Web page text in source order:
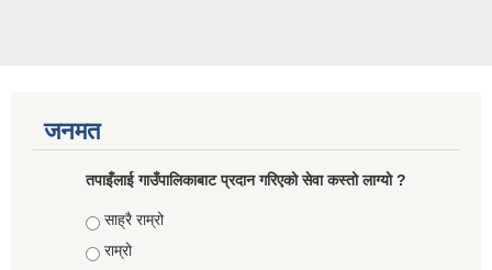
जनमत
तपाइँलाई गाउँपालिकाबाट प्रदान गरिएको सेवा कस्तो लाग्यो ?
Choices
साह्रै राम्रो
राम्रो